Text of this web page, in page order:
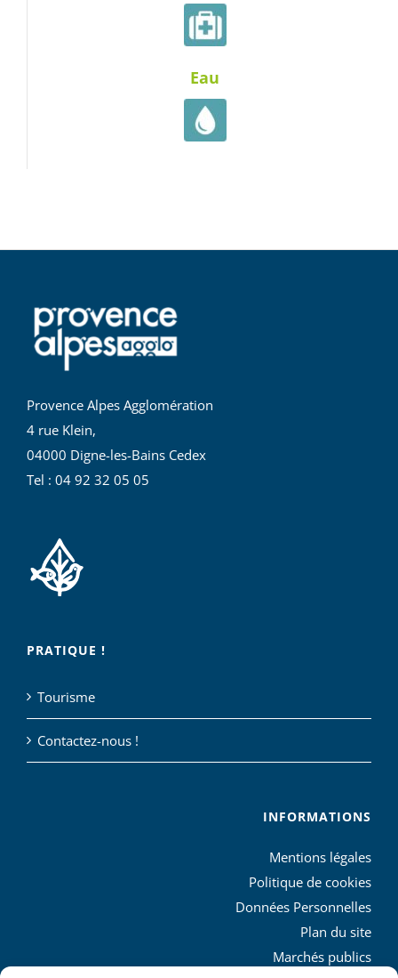
Eau
Provence Alpes Agglomération
4 rue Klein,
04000 Digne-les-Bains Cedex
Tel : 04 92 32 05 05
PRATIQUE !
Tourisme
Contactez-nous !
INFORMATIONS
Mentions légales
Politique de cookies
Données Personnelles
Plan du site
Marchés publics